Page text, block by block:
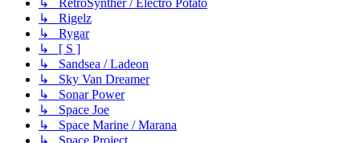
↳ Rigelz
↳ Rygar
↳ [ S ]
↳ Sandsea / Ladeon
↳ Sky Van Dreamer
↳ Sonar Power
↳ Space Joe
↳ Space Marine / Marana
↳ Space Project